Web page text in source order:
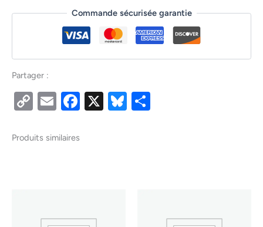
Commande sécurisée garantie
Partager :
CopyEmailFacebook
X Bluesky
Produits similaires